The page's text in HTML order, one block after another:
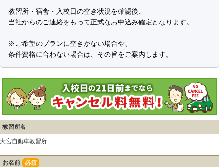
教習所・宿舎・入校日の空き状況を確認後、
当社からのご連絡をもって正式なお申込み確定となります。
※ご希望のプランに空きがない場合や、
条件資格に合わない場合は、その旨をご案内します。
教習所名
大宮自動車教習所
お名前 必須